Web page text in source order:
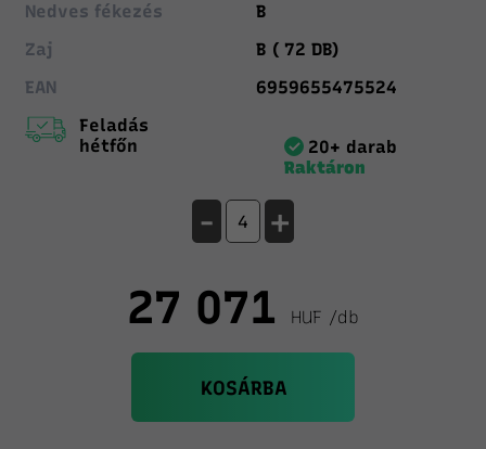
Nedves fékezés
B
Zaj
B ( 72 DB)
EAN
6959655475524
Feladás
hétfőn
20+ darab
Raktáron
- +
27 071 HUF /db
KOSÁRBA